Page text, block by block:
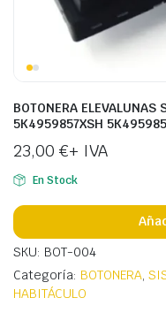
BOTONERA ELEVALUNAS
5K4959857XSH
23,00 €+ IVA
En Stock
SKU: BOT-004
Categoría: BOTONERA,
HABITÁCULO